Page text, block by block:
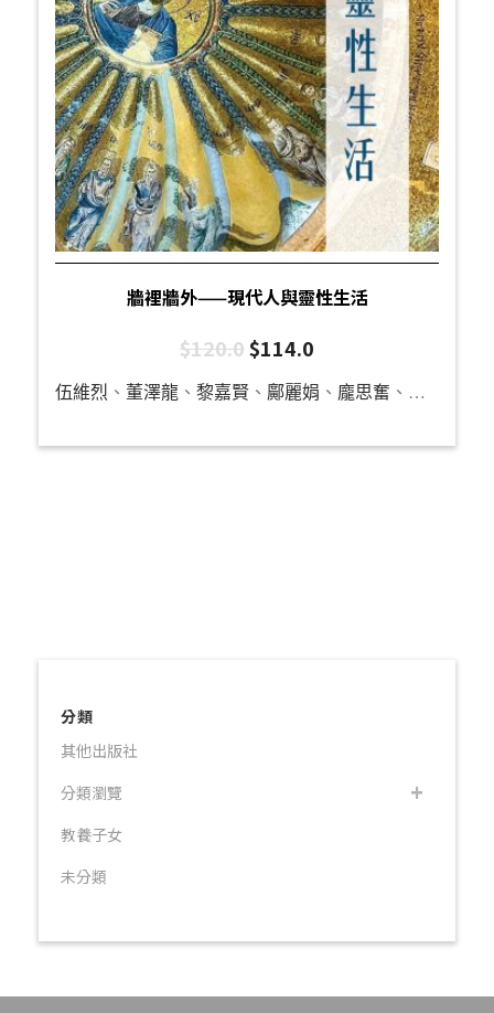
牆裡牆外——現代人與靈性生活
$120.0$114.0
伍維烈 、 董澤龍 、 黎嘉賢 、 鄺麗娟 、 龐思奮 、 何威達
分類
其他出版社
分類瀏覽
教養子女
未分類